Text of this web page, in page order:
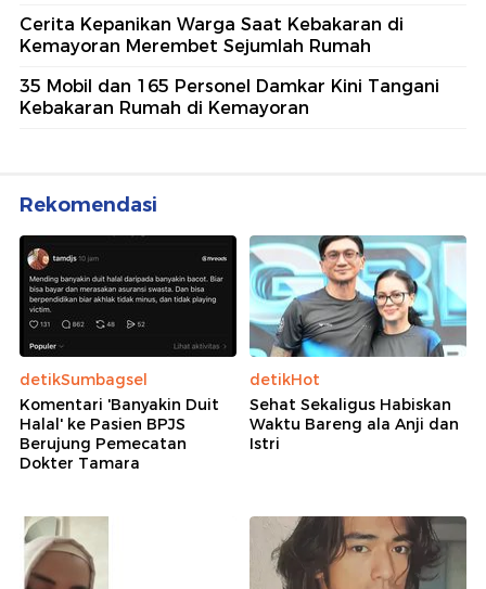
Cerita Kepanikan Warga Saat Kebakaran di
Kemayoran Merembet Sejumlah Rumah
35 Mobil dan 165 Personel Damkar Kini Tangani
Kebakaran Rumah di Kemayoran
Rekomendasi
detikSumbagsel
Komentari 'Banyakin Duit
Halal' ke Pasien BPJS
Berujung Pemecatan
Dokter Tamara
detikHot
Sehat Sekaligus Habiskan
Waktu Bareng ala Anji dan
Istri